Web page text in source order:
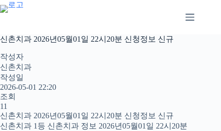
본
문
로
건
너
뛰
기
신촌치과 2026년05월01일 22시20분 신청정보 신규
작성자
신촌치과
작성일
2026-05-01 22:20
조회
11
신촌치과 2026년05월01일 22시20분 신청정보 신규
신촌치과 1등 신촌치과 정보 2026년05월01일 22시20분